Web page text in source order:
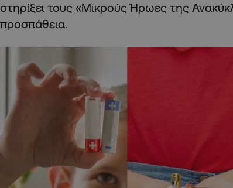
στηρίξει τους «Μικρούς Ήρωες της
προσπάθεια.